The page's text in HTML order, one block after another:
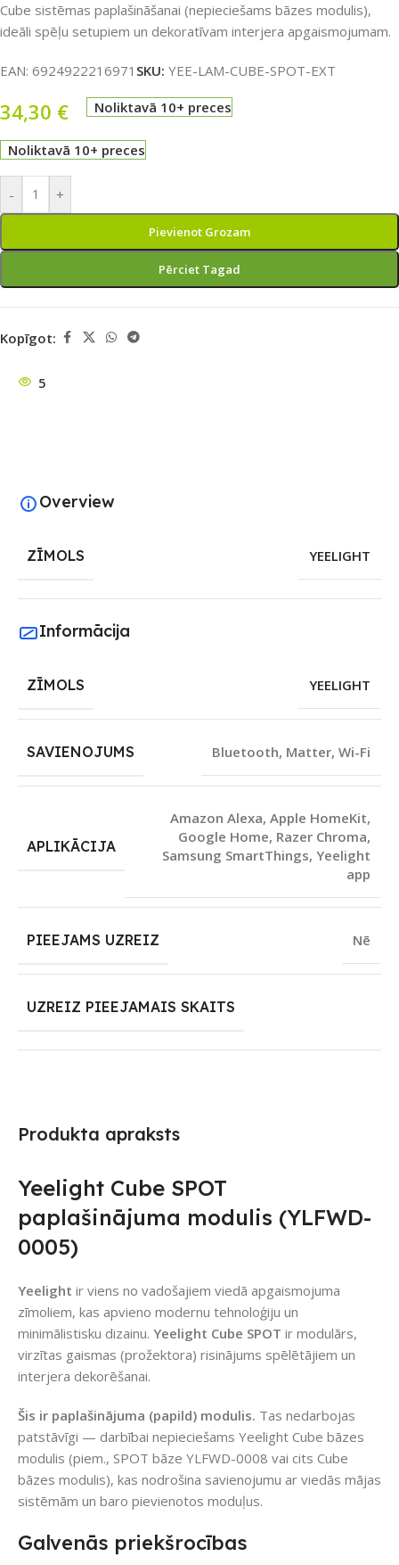
Cube sistēmas paplašināšanai (nepieciešams bāzes modulis),
ideāli spēļu setupiem un dekoratīvam interjera apgaismojumam.
EAN: 6924922216971 SKU: YEE-LAM-CUBE-SPOT-EXT
34,30 € Noliktavā 10+ preces
Noliktavā 10+ preces
- +
Pievienot Grozam
Pērciet Tagad
Kopīgot:
5
Produkta apraksts
Yeelight Cube SPOT
paplašinājuma modulis (YLFWD-
0005)
Yeelight ir viens no vadošajiem viedā apgaismojuma
zīmoliem, kas apvieno modernu tehnoloģiju un
minimālistisku dizainu. Yeelight Cube SPOT ir modulārs,
virzītas gaismas (prožektora) risinājums spēlētājiem un
interjera dekorēšanai.
Šis ir paplašinājuma (papild) modulis. Tas nedarbojas
patstāvīgi — darbībai nepieciešams Yeelight Cube bāzes
modulis (piem., SPOT bāze YLFWD-0008 vai cits Cube
bāzes modulis), kas nodrošina savienojumu ar viedās mājas
sistēmām un baro pievienotos moduļus.
Galvenās priekšrocības
Overview
ZĪMOLS YEELIGHT
Informācija
ZĪMOLS YEELIGHT
SAVIENOJUMS Bluetooth, Matter, Wi-Fi
APLIKĀCIJA
Amazon Alexa, Apple HomeKit,
Google Home, Razer Chroma,
Samsung SmartThings, Yeelight
app
PIEEJAMS UZREIZ Nē
UZREIZ PIEEJAMAIS SKAITS